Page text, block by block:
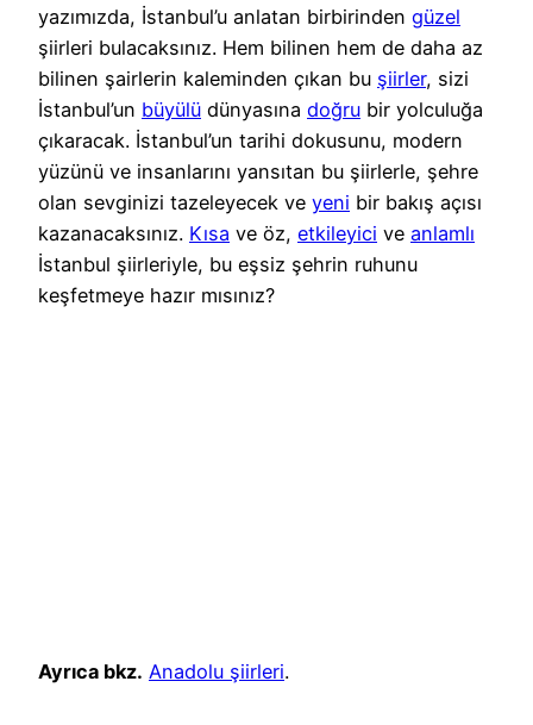
yazımızda, İstanbul’u anlatan birbirinden güzel
şiirleri bulacaksınız. Hem bilinen hem de daha az
bilinen şairlerin kaleminden çıkan bu şiirler, sizi
İstanbul’un büyülü dünyasına doğru bir yolculuğa
çıkaracak. İstanbul’un tarihi dokusunu, modern
yüzünü ve insanlarını yansıtan bu şiirlerle, şehre
olan sevginizi tazeleyecek ve yeni bir bakış açısı
kazanacaksınız. Kısa ve öz, etkileyici ve anlamlı
İstanbul şiirleriyle, bu eşsiz şehrin ruhunu
keşfetmeye hazır mısınız?
Ayrıca bkz. Anadolu şiirleri.